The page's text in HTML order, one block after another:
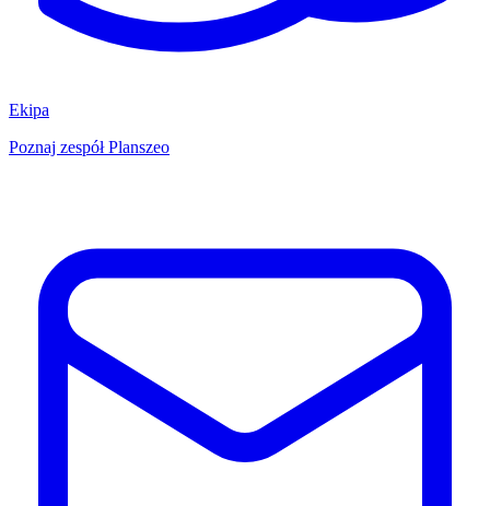
Ekipa
Poznaj zespół Planszeo